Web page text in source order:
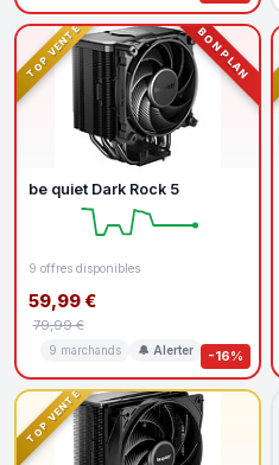
TOP VENTE BON PLAN
-16%
be quiet Dark Rock 5
9 offres disponibles
59,99 €
79,99 €
9 marchands 🔔 Alerter
TOP VENTE